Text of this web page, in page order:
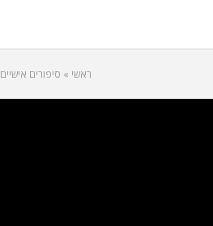
ראשי » סיפורים אישיים